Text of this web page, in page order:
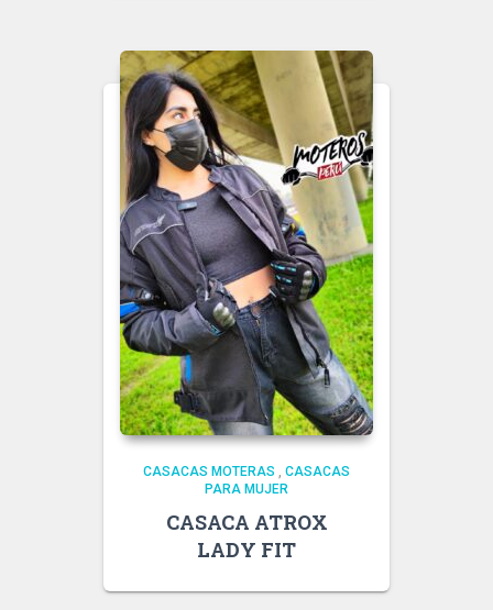
CASACAS MOTERAS , CASACAS
PARA MUJER
CASACA ATROX
LADY FIT